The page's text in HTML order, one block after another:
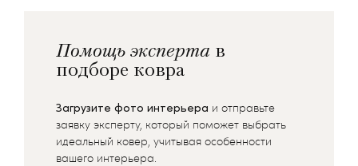
Помощь эксперта в
подборе ковра
Загрузите фото интерьера и отправьте
заявку эксперту, который поможет выбрать
идеальный ковер, учитывая особенности
вашего интерьера.